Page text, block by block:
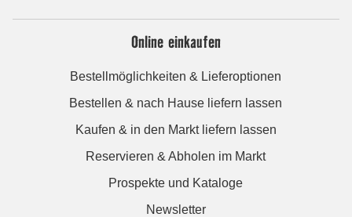
Online einkaufen
Bestellmöglichkeiten & Lieferoptionen
Bestellen & nach Hause liefern lassen
Kaufen & in den Markt liefern lassen
Reservieren & Abholen im Markt
Prospekte und Kataloge
Newsletter